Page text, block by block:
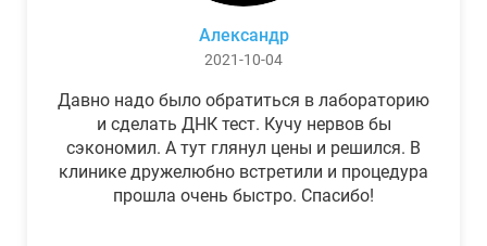
Александр
2021-10-04
Давно надо было обратиться в лабораторию
и сделать ДНК тест. Кучу нервов бы
сэкономил. А тут глянул цены и решился. В
клинике дружелюбно встретили и процедура
прошла очень быстро. Спасибо!